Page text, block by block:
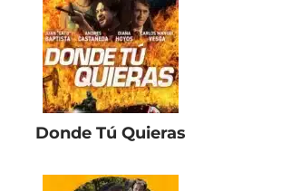
Donde Tú Quieras